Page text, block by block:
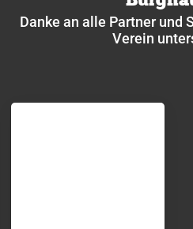
Danke an alle Partner und
Verein
Trainingszeiten